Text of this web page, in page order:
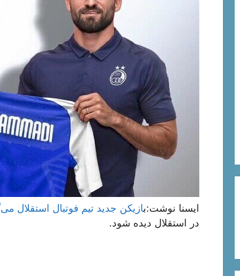
ایسنا نوشت:بازیکن جدید تیم فوتبال استقلال
در استقلال دیده شود.